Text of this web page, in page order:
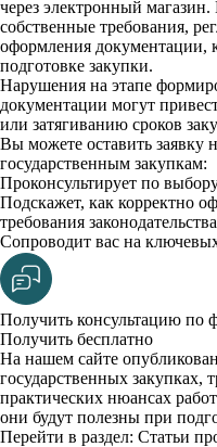
через электронный
собственные требования,
оформления документации,
подготовке закупки.
Нарушения на этапе
документации могут
или затягиванию сроков
Вы можете оставить заявку
государственным закупкам:
Проконсультирует по
Подскажет, как корректно
требования
Сопроводит вас на
Получить консультацию по
Получить бесплатно
На нашем сайте
государственных закупках,
практических нюансах
они будут полезны при
Перейти в раздел: Статьи